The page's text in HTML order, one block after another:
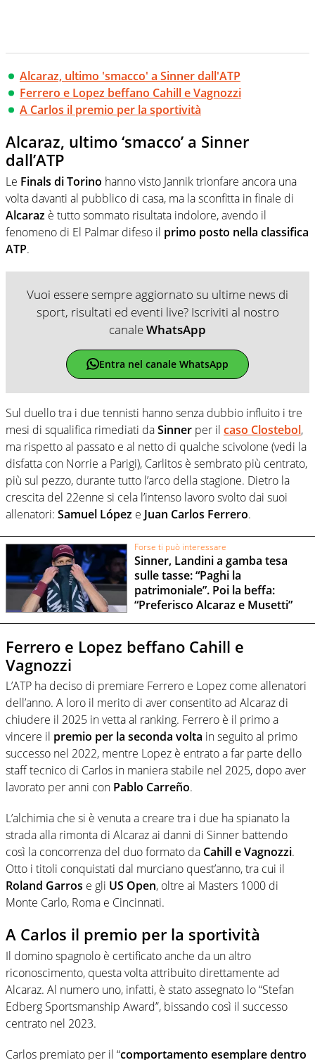
Alcaraz, ultimo 'smacco' a Sinner dall'ATP
Ferrero e Lopez beffano Cahill e Vagnozzi
A Carlos il premio per la sportività
Alcaraz, ultimo ‘smacco’ a Sinner
dall’ATP
Le Finals di Torino hanno visto Jannik trionfare ancora una
volta davanti al pubblico di casa, ma la sconfitta in finale di
Alcaraz è tutto sommato risultata indolore, avendo il
fenomeno di El Palmar difeso il primo posto nella classifica
ATP.
Vuoi essere sempre aggiornato su ultime news di
sport, risultati ed eventi live? Iscriviti al nostro
canaleWhatsApp
Entra nel canale WhatsApp
Sul duello tra i due tennisti hanno senza dubbio influito i tre
mesi di squalifica rimediati daSinner per il caso Clostebol,
ma rispetto al passato e al netto di qualche scivolone (vedi la
disfatta con Norrie a Parigi), Carlitos è sembrato più centrato,
più sul pezzo, durante tutto l’arco della stagione. Dietro la
crescita del 22enne si cela l’intenso lavoro svolto dai suoi
allenatori: Samuel López e Juan Carlos Ferrero.
Forse ti può interessare
Sinner, Landini a gamba tesa
sulle tasse: “Paghi la
patrimoniale”. Poi la beffa:
“Preferisco Alcaraz e Musetti”
Ferrero e Lopez beffano Cahill e
Vagnozzi
L’ATP ha deciso di premiare Ferrero e Lopez come allenatori
dell’anno. A loro il merito di aver consentito ad Alcaraz di
chiudere il 2025 in vetta al ranking. Ferrero è il primo a
vincere il premio per la seconda volta in seguito al primo
successo nel 2022, mentre Lopez è entrato a far parte dello
staff tecnico di Carlos in maniera stabile nel 2025, dopo aver
lavorato per anni con Pablo Carreño.
L’alchimia che si è venuta a creare tra i due ha spianato la
strada alla rimonta di Alcaraz ai danni di Sinner battendo
così la concorrenza del duo formato da Cahill e Vagnozzi.
Otto i titoli conquistati dal murciano quest’anno, tra cui il
Roland Garros e gli US Open, oltre ai Masters 1000 di
Monte Carlo, Roma e Cincinnati.
A Carlos il premio per la sportività
Il domino spagnolo è certificato anche da un altro
riconoscimento, questa volta attribuito direttamente ad
Alcaraz. Al numero uno, infatti, è stato assegnato lo “Stefan
Edberg Sportsmanship Award”, bissando così il successo
centrato nel 2023.
Carlos premiato per il “comportamento esemplare dentro